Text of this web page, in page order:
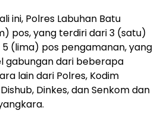
ini, Polres Labuhan Batu
pos, yang terdiri dari 3 (satu)
(lima) pos pengamanan, yang
gabungan dari beberapa
lain dari Polres, Kodim
Dinkes, dan Senkom dan